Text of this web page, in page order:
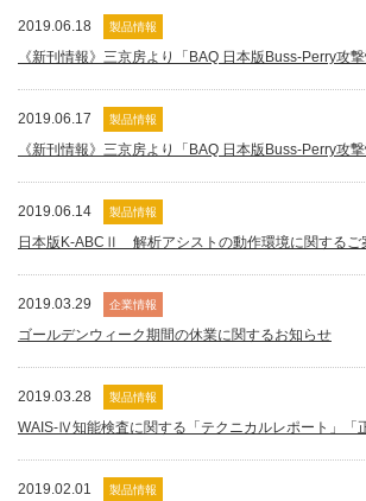
2019.06.18 製品情報
《新刊情報》三京房より「BAQ 日本版Buss-Perry攻
2019.06.17 製品情報
《新刊情報》三京房より「BAQ 日本版Buss-Perry攻
2019.06.14 製品情報
日本版K-ABCⅡ 解析アシストの動作環境に関するご
2019.03.29 企業情報
ゴールデンウィーク期間の休業に関するお知らせ
2019.03.28 製品情報
WAIS-Ⅳ知能検査に関する「テクニカルレポート」「
2019.02.01 製品情報